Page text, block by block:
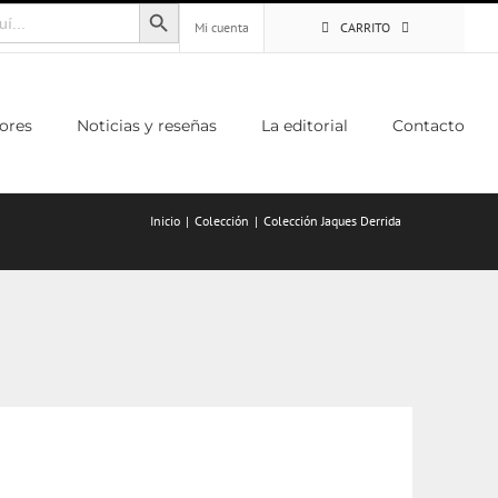
Mi cuenta
CARRITO
Noticias y reseñas La editorial Contacto
Inicio Colección Colección Jaques Derrida